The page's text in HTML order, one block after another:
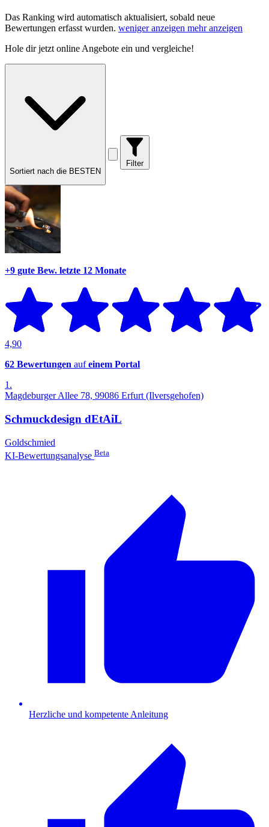
Das Ranking wird automatisch aktualisiert, sobald neue
Bewertungen erfasst wurden. weniger anzeigen mehr anzeigen
Hole dirjetzt online Angebote ein und vergleiche!
Sortiert nach die BESTEN
Filter
+9 gute Bew. letzte 12 Monate
4,90
62 Bewertungen aufeinem Portal
1.
Magdeburger Allee 78, 99086 Erfurt (Ilversgehofen)
Schmuckdesign dEtAiL
Goldschmied
KI-Bewertungsanalyse Beta
Herzliche und kompetente Anleitung